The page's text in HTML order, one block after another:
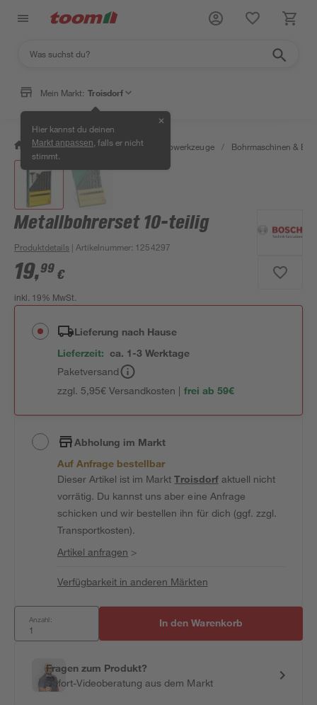
Mein Markt: Troisdorf
Hier kannst du deinen
Markt anpassen , falls er nicht
stimmt.
✕
/ Werkstatt & Maschinen / Elektrowerkzeuge / Bohrmaschinen &
Metallbohrerset 10-teilig
Produktdetails | Artikelnummer: 1254297
19,99 €
inkl. 19% MwSt.
Lieferung nach Hause
Lieferzeit: ca. 1-3 Werktage
Paketversand
zzgl. 5,95€ Versandkosten | frei ab 59€
Abholung im Markt
Auf Anfrage bestellbar
Dieser Artikel ist im MarktTroisdorfaktuell nicht
vorrätig. Du kannst uns aber eine Anfrage
schicken und wir bestellen ihn für dich (ggf. zzgl.
Transportkosten).
Artikel anfragen >
Verfügbarkeit in anderen Märkten
Anzahl: In den Warenkorb
Fragen zum Produkt?
Sofort-Videoberatung aus dem Markt